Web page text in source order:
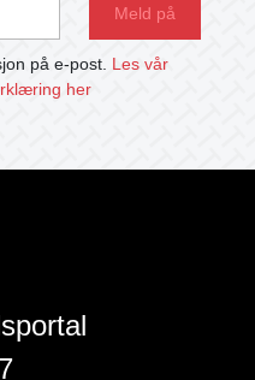
på e-post. Les vår
her